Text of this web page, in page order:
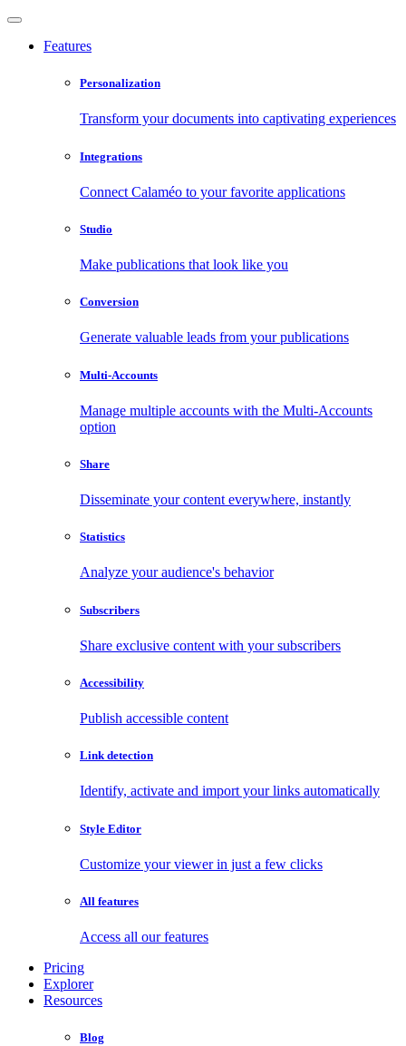
Features
Personalization
Transform your documents into captivating experiences
Integrations
Connect Calaméo to your favorite applications
Studio
Make publications that look like you
Conversion
Generate valuable leads from your publications
Multi-Accounts
Manage multiple accounts with the Multi-Accounts
option
Share
Disseminate your content everywhere, instantly
Statistics
Analyze your audience's behavior
Subscribers
Share exclusive content with your subscribers
Accessibility
Publish accessible content
Link detection
Identify, activate and import your links automatically
Style Editor
Customize your viewer in just a few clicks
All features
Access all our features
Pricing
Explorer
Resources
Blog